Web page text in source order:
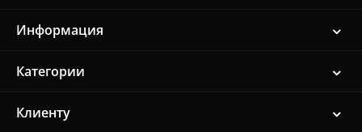
Информация
Категории
Клиенту